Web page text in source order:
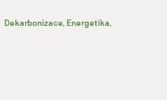
Dekarbonizace, Energetika,